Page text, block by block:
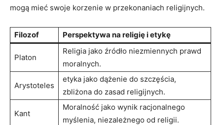
mogą​ mieć swoje korzenie w przekonaniach religijnych.
Filozof Perspektywa na religię i ​etykę
Platon
Religia jako źródło niezmiennych prawd⁤
moralnych.
Arystoteles
etyka jako dążenie do szczęścia,
zbliżona do zasad religijnych.
Kant
Moralność jako wynik racjonalnego
⁢myślenia, ‌niezależnego od religii.